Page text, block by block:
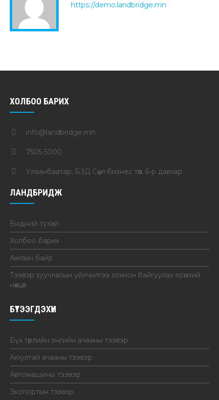
https://demo.landbridge.mn
ХОЛБОО БАРИХ
info@landbridge.mn
7505 5000
Улаанбаатар, БЗД Сөүл бизнес төв, 6-р давхар
ЛАНДБРИДЖ
Бидний тухай
Холбоо барих
Ажлын байр
Тээвэр зуучлалын үйлчилгээ зохион байгуулах ерөнхий
нөхцөл
БҮТЭЭГДЭХҮҮН
Бүх төрлийн энгийн ачааны тээвэр
Аюултай ачааны тээвэр
Автомашины тээвэр
Экспортын тээвэр